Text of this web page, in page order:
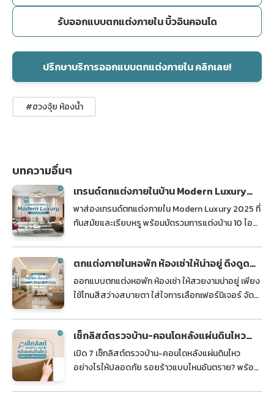
รับออกแบบตกแต่งภายใน บิ้วอินคอนโด
ปรึกษาบริการออกแบบตกแต่งภายใน คลิกเลย!
#ฮวงจุ้ย ห้องน้ำ
บทความอื่นๆ
เทรนด์ตกแต่งภายในบ้าน Modern Luxury
2025 เรียบหรู ฟังก์ชันครบ
พาส่องเทรนด์ตกแต่งภายใน Modern Luxury 2025 ที่
ทันสมัยและเรียบหรู พร้อมมัดรวมการแต่งบ้าน 10 ไอ
ลงตัว
ตกแต่งภายในหอพัก ห้องเช่าให้น่าอยู่ ดึงดูดผู้
ออกแบบตกแต่งหอพัก ห้องเช่า ให้สวยงามน่าอยู่ เพียง
ใช้โทนสีสว่างสบายตา ใส่ใจการเลือกเฟอร์นิเจอร์ จัด
เช็กลิสต์ตรวจบ้าน-คอนโดหลังแผ่นดินไหว
รอยร้าวแบบไหนอันตราย?
เปิด 7 เช็กลิสต์ตรวจบ้าน-คอนโดหลังแผ่นดินไหว
อย่างไรให้ปลอดภัย รอยร้าวแบบไหนอันตราย? พร้อม